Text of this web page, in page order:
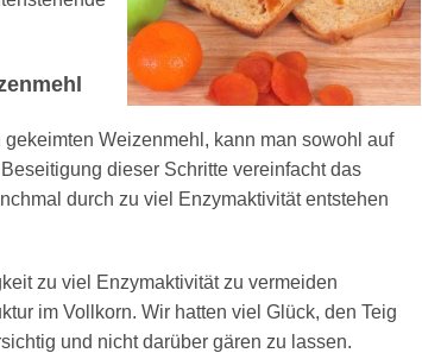
Weizenmehl, kann man sowohl auf
dieser Schritte vereinfacht das
durch zu viel Enzymaktivität entstehen
zu viel Enzymaktivität zu vermeiden
im Vollkorn. Wir hatten viel Glück, den Teig
und nicht darüber gären zu lassen.